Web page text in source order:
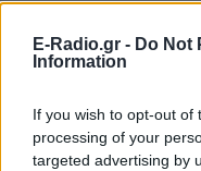
E-Radio.gr - Do Not
Information
If you wish to opt-out of
processing of your
targeted advertising by